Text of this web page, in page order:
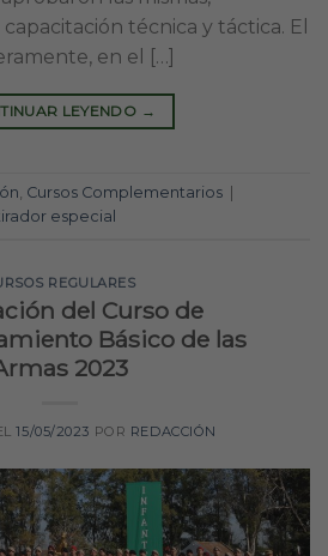
técnica y táctica. El
en el […]
LEYENDO →
Cursos Complementarios
especial
REGULARES
del Curso de
Básico de las
2023
15/05/2023 POR REDACCIÓN